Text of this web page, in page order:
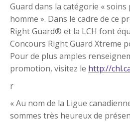
Guard dans la catégorie «
homme ». Dans le cadre de ce
Right Guard® et la LCH font
Concours Right Guard Xtreme
Pour de plus amples
promotion, visitez le http://
r
« Au nom de la Ligue
sommes très heureux de